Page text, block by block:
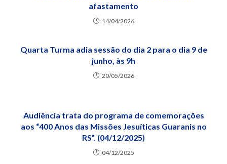
afastamento
14/04/2026
Quarta Turma adia sessão do dia 2 para o dia 9 de
junho, às 9h
20/05/2026
Audiência trata do programa de comemorações
aos “400 Anos das Missões Jesuíticas Guaranis no
RS”. (04/12/2025)
04/12/2025